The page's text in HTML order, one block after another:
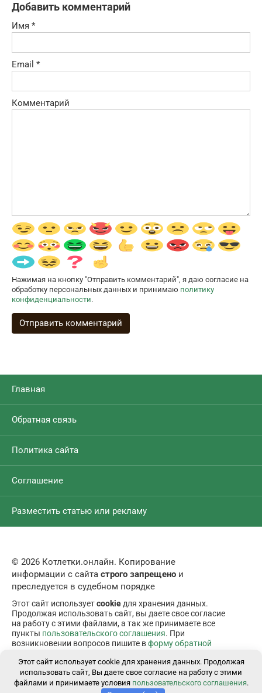
Добавить комментарий
Имя *
Email *
Комментарий
Нажимая на кнопку "Отправить комментарий", я даю согласие на
обработку персональных данных и принимаю политику
конфиденциальности.
Главная
Обратная связь
Политика сайта
Соглашение
Разместить статью или рекламу
© 2026 Котлетки.онлайн. Копирование
информации с сайта строго запрещено и
преследуется в судебном порядке
Этот сайт используетcookie для хранения данных.
Продолжая использовать сайт, вы даете свое согласие
на работу с этими файлами, а так же принимаете все
пункты пользовательского соглашения. При
возникновении вопросов пишите вформу обратной
Этот сайт использует cookie для хранения данных. Продолжая
использовать сайт, Вы даете свое согласие на работу с этими
файлами и принимаете условия пользовательского соглашения.